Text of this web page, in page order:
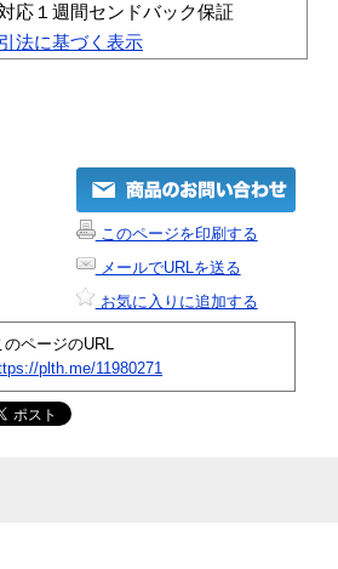
応１週間センドバック保証
法に基づく表示
このページを印刷する
メールでURLを送る
お気に入りに追加する
のページのURL
plth.me/11980271